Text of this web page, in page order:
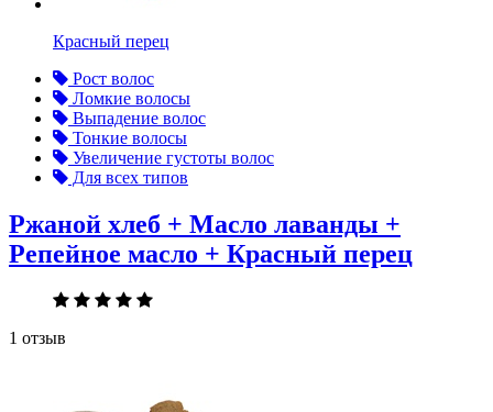
Красный перец
Рост волос
Ломкие волосы
Выпадение волос
Тонкие волосы
Увеличение густоты волос
Для всех типов
Ржаной хлеб + Масло лаванды +
Репейное масло + Красный перец
1 отзыв